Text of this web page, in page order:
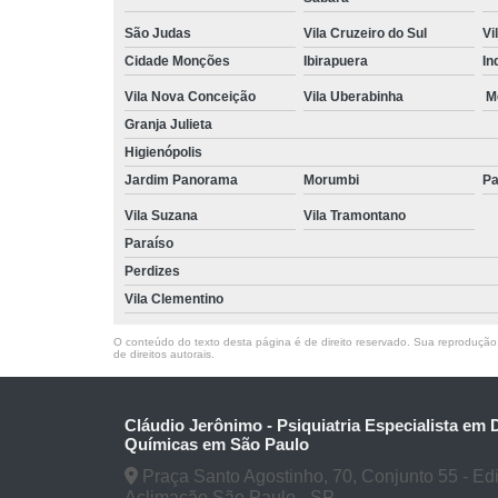
São Judas Vila Cruzeiro do Sul
Cidade Monções
Ibirapuera
Vila Nova Conceição Vila Uberabinha
Granja Julieta
Higienópolis
Jardim Panorama
Morumbi
Vila Suzana
Vila Tramontano
Paraíso
Perdizes
Vila Clementino
O conteúdo do texto desta página é de direito reservado. Sua
de direitos autorais
Cláudio Jerônimo - Psiquiatria Especialista em
Químicas em São Paulo
Praça Santo Agostinho, 70, Conjunto 55 -